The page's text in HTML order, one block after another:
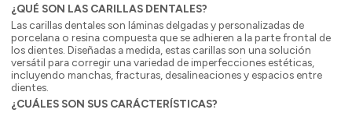
¿QUÉ SON LAS CARILLAS DENTALES?
Las carillas dentales son láminas delgadas y personalizadas de
porcelana o resina compuesta que se adhieren a la parte frontal de
los dientes. Diseñadas a medida, estas carillas son una solución
versátil para corregir una variedad de imperfecciones estéticas,
incluyendo manchas, fracturas, desalineaciones y espacios entre
dientes.
¿CUÁLES SON SUS CARÁCTERÍSTICAS?